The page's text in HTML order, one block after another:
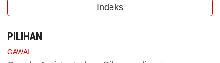
Indeks
PILIHAN
GAWAI